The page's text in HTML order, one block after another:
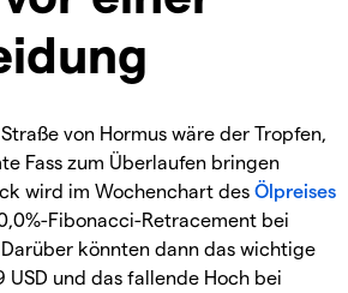
von Hormus wäre der Tropfen,
Fass zum Überlaufen bringen
wird im Wochenchart des Ölpreises
Fibonacci-Retracement bei
könnten dann das wichtige
USD und das fallende Hoch bei